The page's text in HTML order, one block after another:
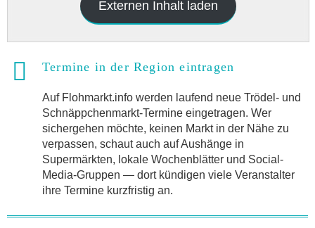
Externen Inhalt laden
Termine in der Region eintragen
Auf Flohmarkt.info werden laufend neue Trödel- und
Schnäppchenmarkt-Termine eingetragen. Wer
sichergehen möchte, keinen Markt in der Nähe zu
verpassen, schaut auch auf Aushänge in
Supermärkten, lokale Wochenblätter und Social-
Media-Gruppen — dort kündigen viele Veranstalter
ihre Termine kurzfristig an.